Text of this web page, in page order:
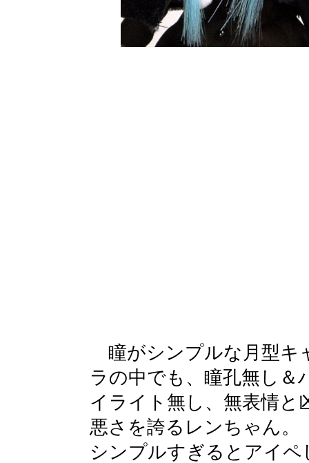
瞳がシンプルな月型キ
ラの中でも、瞳孔無し＆
イライト無し、無表情と
悪さを誇るレンちゃん。
シンプルすぎるとアイペ